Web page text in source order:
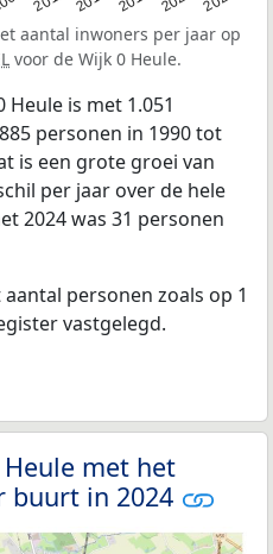
aantal inwoners per jaar op
voor de Wijk 0 Heule.
Heule is met 1.051
personen in 1990 tot
is een grote groei van
per jaar over de hele
2024 was 31 personen
personen zoals op 1
vastgelegd.
met het
buurt in 2024